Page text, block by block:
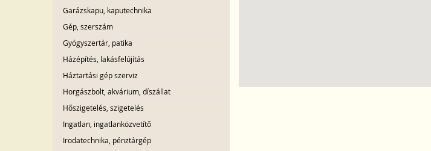
Garázskapu, kaputechnika
Gép, szerszám
Gyógyszertár, patika
Házépítés, lakásfelújítás
Háztartási gép szerviz
Horgászbolt, akvárium, díszállat
Hőszigetelés, szigetelés
Ingatlan, ingatlanközvetítő
Irodatechnika, pénztárgép